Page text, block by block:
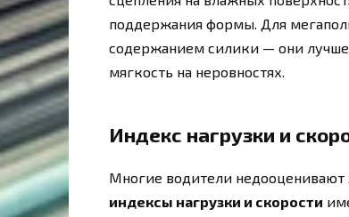
поддержания формы. Для
содержанием силики — они
мягкость на неровностях.
Индекс нагрузки и
Многие водители
индексы нагрузки и скорости